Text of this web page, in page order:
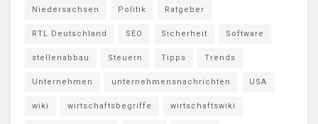
Niedersachsen Politik Ratgeber
RTL Deutschland SEO Sicherheit Software
stellenabbau Steuern Tipps Trends
Unternehmen unternehmensnachrichten USA
wiki wirtschaftsbegriffe wirtschaftswiki